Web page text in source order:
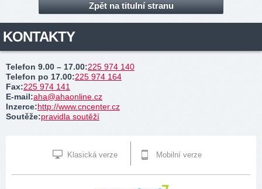
Zpět na titulní stranu
KONTAKTY
Telefon 9.00 – 17.00:225 974 140
Telefon po 17.00:225 974 164
Fax:225 974 141
E-mail:aha@ahaonline.cz
Inzerce:http://www.cncenter.cz
Soutěže:pravidla soutěží
Klasická verze Mobilní verze